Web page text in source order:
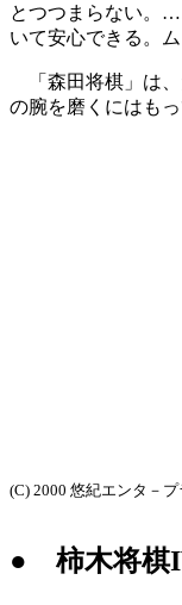
とつつまらない。
いて安心できる。
「森田将棋」は、
の腕を磨くにはも
(C) 2000 悠紀エンタ－
● 柿木将棋